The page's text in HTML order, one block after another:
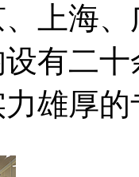
上海
有二
雄厚